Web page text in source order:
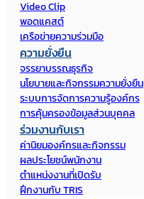
Video Clip
พอดแคสต์
เครือข่ายความร่วมมือ
ความยั่งยืน
จรรยาบรรณธุรกิจ
นโยบายและกิจกรรมความยั่งยืน
ระบบการจัดการความรู้องค์กร
การคุ้มครองข้อมูลส่วนบุคคล
ร่วมงานกับเรา
ค่านิยมองค์กรและกิจกรรม
ผลประโยชน์พนักงาน
ตำแหน่งงานที่เปิดรับ
ฝึกงานกับ TRIS